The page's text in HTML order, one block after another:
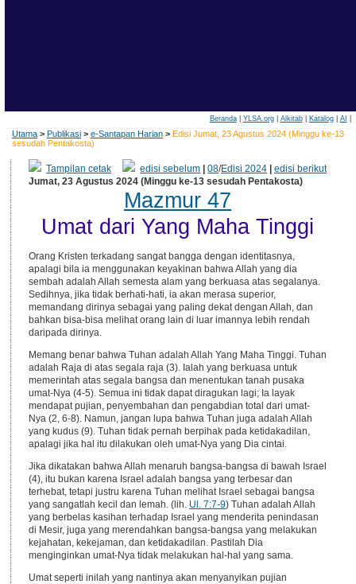
Beranda| YLSA.org| Alkitab| Katalog| AI
Utama > Publikasi > e-Santapan Harian > Edisi Jumat, 23 Agustus 2024 (Minggu ke-13
sesudah Pentakosta)
Tampilan cetak edisi sebelum |08/Edisi 2024 |edisi berikut
Jumat, 23 Agustus 2024 (Minggu ke-13 sesudah Pentakosta)
Mazmur 47
Umat dari Yang Maha Tinggi
Orang Kristen terkadang sangat bangga dengan identitasnya,
apalagi bila ia menggunakan keyakinan bahwa Allah yang dia
sembah adalah Allah semesta alam yang berkuasa atas segalanya.
Sedihnya, jika tidak berhati-hati, ia akan merasa superior,
memandang dirinya sebagai yang paling dekat dengan Allah, dan
bahkan bisa-bisa melihat orang lain di luar imannya lebih rendah
daripada dirinya.
Memang benar bahwa Tuhan adalah Allah Yang Maha Tinggi. Tuhan
adalah Raja di atas segala raja (3). Ialah yang berkuasa untuk
memerintah atas segala bangsa dan menentukan tanah pusaka
umat-Nya (4-5). Semua ini tidak dapat diragukan lagi; Ia layak
mendapat pujian, penyembahan dan pengabdian total dari umat-
Nya (2, 6-8). Namun, jangan lupa bahwa Tuhan juga adalah Allah
yang kudus (9). Tuhan tidak pernah berpihak pada ketidakadilan,
apalagi jika hal itu dilakukan oleh umat-Nya yang Dia cintai.
Jika dikatakan bahwa Allah menaruh bangsa-bangsa di bawah Israel
(4), itu bukan karena Israel adalah bangsa yang terbesar dan
terhebat, tetapi justru karena Tuhan melihat Israel sebagai bangsa
yang sangatlah kecil dan lemah. (lih. Ul. 7:7-9) Tuhan adalah Allah
yang berbelas kasihan terhadap Israel yang menderita penindasan
di Mesir, juga yang merendahkan bangsa-bangsa yang melakukan
kejahatan, kekejaman, dan ketidakadilan. Pastilah Dia
menginginkan umat-Nya tidak melakukan hal-hal yang sama.
Umat seperti inilah yang nantinya akan menyanyikan pujian